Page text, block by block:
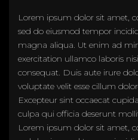
Lorem ipsum dolor sit amet,
sed do eiusmod tempor
magna aliqua. Ut enim ad
exercitation ullamco laboris
consequat. Duis aute irure
voluptate velit esse cillum
Excepteur sint occaecat
culpa qui officia deserunt
Lorem ipsum dolor sit amet,